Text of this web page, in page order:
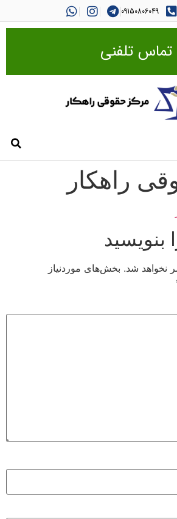
09150806049
تماس تلفنی
راهکار
بنویسید
نخواهد شد. بخش‌های موردنیاز